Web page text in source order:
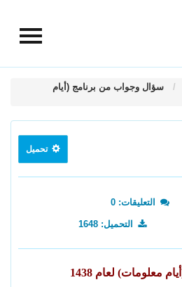
سؤال وجواب من برنامج (أيام
تحميل
التعليقات: 0
التحميل: 1648